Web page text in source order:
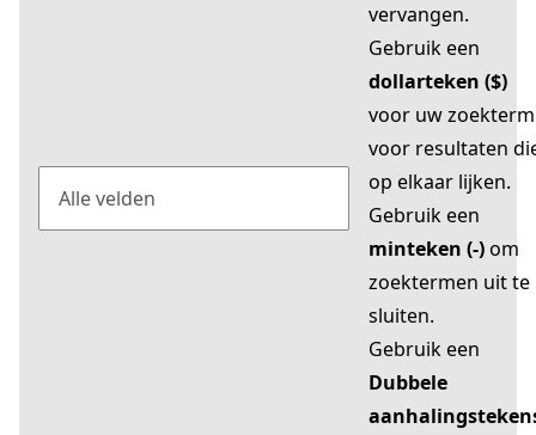
vervangen.
Gebruik een
dollarteken ($)
voor uw zoekterm
voor resultaten
op elkaar lijken.
Gebruik een
minteken (-)om
zoektermen uit te
sluiten.
Gebruik een
Dubbele